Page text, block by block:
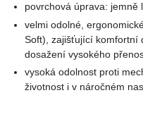
povrchová úprava: jemně
velmi odolné,
Soft), zajišťující komfortní
dosažení vysokého
vysoká odolnost proti
životnost i v náročném